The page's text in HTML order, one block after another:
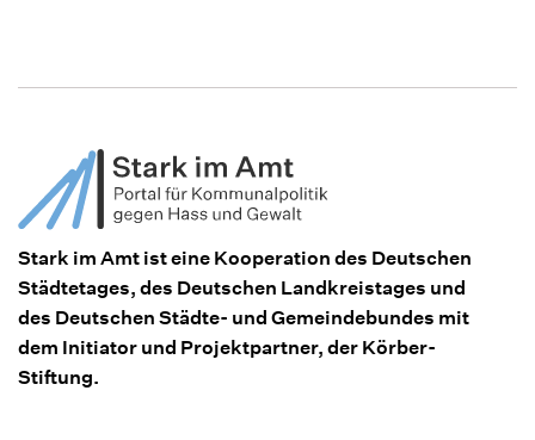
Stark im Amt ist eine Kooperation des Deutschen
Städtetages, des Deutschen Landkreistages und
des Deutschen Städte- und Gemeindebundes mit
dem Initiator und Projektpartner, der Körber-
Stiftung.